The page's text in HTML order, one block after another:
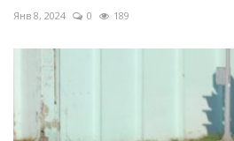
Янв 8, 2024 0 189